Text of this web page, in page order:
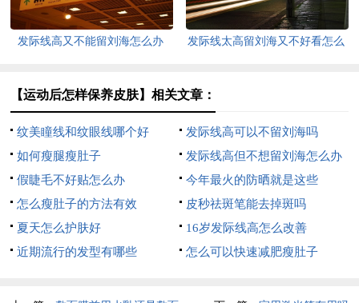
发际线高又不能留刘海怎么办
发际线太高留刘海又不好看怎么
【运动后怎样保养皮肤】相关文章：
纹美瞳线和纹眼线哪个好
发际线高可以不留刘海吗
如何瘦腿瘦肚子
发际线高但不想留刘海怎么办
假睫毛不好贴怎么办
今年最火的防晒就是这些
怎么瘦肚子的方法有效
皮秒祛斑笔能去掉斑吗
夏天怎么护肤好
16岁发际线高怎么改善
近期流行的发型有哪些
怎么可以快速减肥瘦肚子